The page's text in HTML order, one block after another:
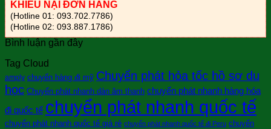
KHIẾU NẠI ĐƠN HÀNG
(Hotline 01: 093.702.7786)
(Hotline 02: 093.887.1786)
Bình luận gần đây
Tag Cloud
amply chuyển hàng đi mỹ Chuyển phát hỏa tốc hồ sơ du
học Chuyển phát nhanh dàn âm thanh chuyển phát nhanh hàng hóa
đi quốc tế chuyển phát nhanh quốc tế
chuyển phát nhanh quốc tế giá rẻ chuyển phát nhanh quốc tế đi Peru chuyển